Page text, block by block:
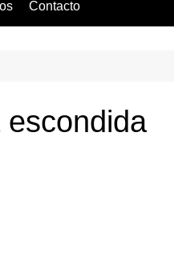
Contacto
escondida